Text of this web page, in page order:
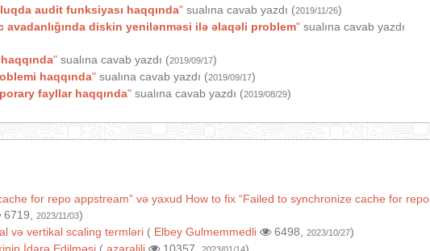
audit funksiyası haqqında" sualına cavab yazdı (2019/11/26)
avadanlığında diskin yenilənməsi ilə əlaqəli problem" sualına cavab yazdı
" sualına cavab yazdı (2019/09/17)
haqqında" sualına cavab yazdı (2019/09/17)
fayllar haqqında" sualına cavab yazdı (2019/08/29)
for repo appstream” və yaxud How to fix “Failed to synchronize cache for repo
6719, 2023/11/03)
və vertikal scaling termləri ( Elbey Gulmemmedli 6498, 2023/10/27)